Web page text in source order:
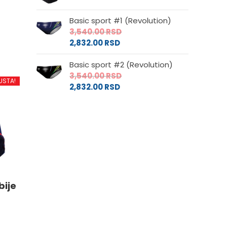
Basic sport #1 (Revolution)
3,540.00RSD
2,832.00RSD
Basic sport #2 (Revolution)
3,540.00RSD
2,832.00RSD